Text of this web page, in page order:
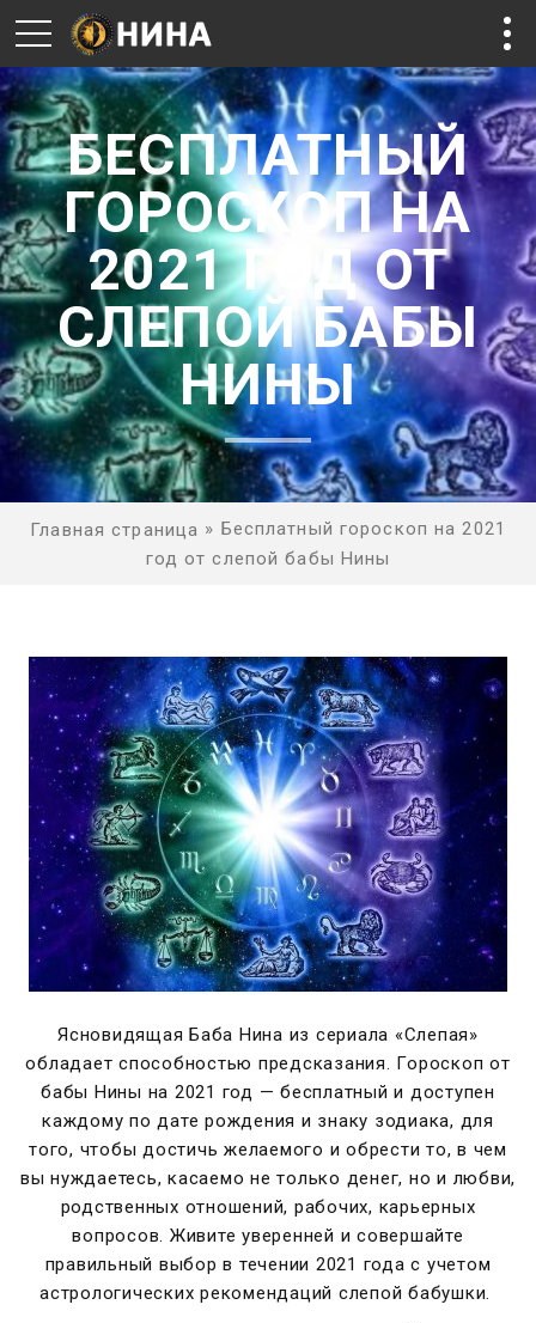
БЕСПЛАТНЫЙ
ГОРОСКОП НА
2021 ГОД ОТ
СЛЕПОЙ БАБЫ
НИНЫ
Главная страница » Бесплатный гороскоп на 2021
год от слепой бабы Нины
Ясновидящая Баба Нина из сериала «Слепая»
обладает способностью предсказания. Гороскоп от
бабы Нины на 2021 год — бесплатный и доступен
каждому по дате рождения и знаку зодиака, для
того, чтобы достичь желаемого и обрести то, в чем
вы нуждаетесь, касаемо не только денег, но и любви,
родственных отношений, рабочих, карьерных
вопросов. Живите уверенней и совершайте
правильный выбор в течении 2021 года с учетом
астрологических рекомендаций слепой бабушки.